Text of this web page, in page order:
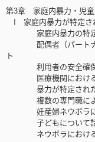
第3章 家庭内暴力・児童
I 家庭内暴力が特定さ
家庭内暴力の特
配偶者（パートナー
ト
利用者の安全確
医療機関における
暴力が特定された被
複数の専門職によ
妊産婦ネウボラに
子どもについて話
ネウボラにおける